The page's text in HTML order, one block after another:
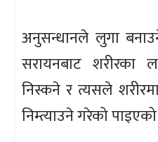
अनुसन्धानले लुगा
सरायनबाट शरीरका
निस्कने र त्यसले
निम्त्याउने गरेको